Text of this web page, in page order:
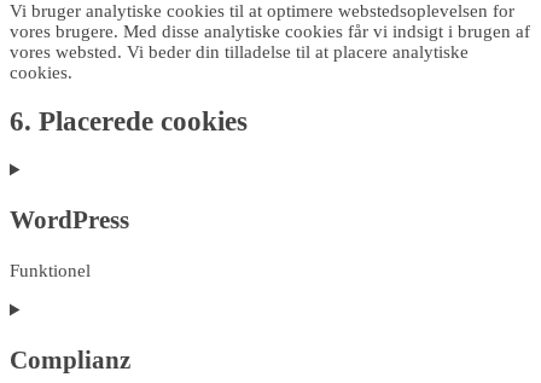
Vi bruger analytiske cookies til at optimere webstedsoplevelsen for
vores brugere. Med disse analytiske cookies får vi indsigt i brugen af
​​vores websted. Vi beder din tilladelse til at placere analytiske
cookies.
6. Placerede cookies
WordPress
Funktionel
Consent
service
wordpress
Complianz